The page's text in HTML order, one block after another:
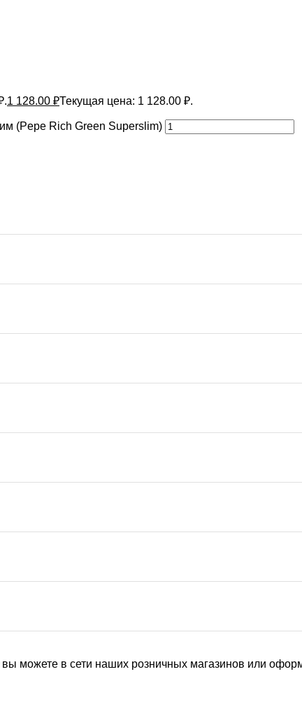
1 128.00 ₽Текущая цена: 1 128.00 ₽.
(Pepe Rich Green Superslim)
можете в сети наших розничных магазинов или